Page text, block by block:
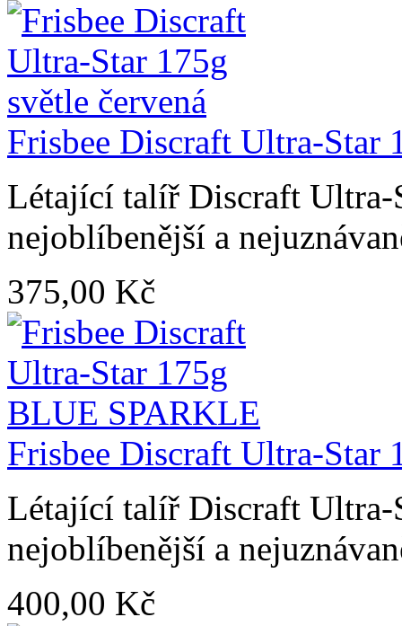
Frisbee Discraft Ultra-Star
Létající talíř Discraft Ultra-
nejoblíbenější a
375,00 Kč
Frisbee Discraft Ultra-Star
Létající talíř Discraft Ultra-
nejoblíbenější a
400,00 Kč